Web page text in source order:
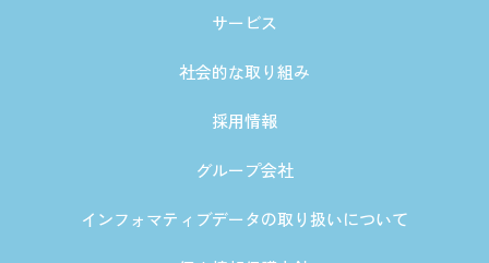
サービス
社会的な取り組み
採用情報
グループ会社
インフォマティブデータの取り扱いについて